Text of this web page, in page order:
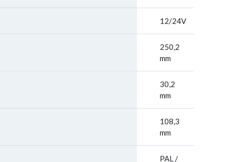
12/24V
250,2
mm
30,2
mm
108,3
mm
PAL /